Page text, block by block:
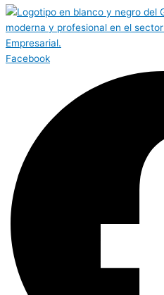
Facebook